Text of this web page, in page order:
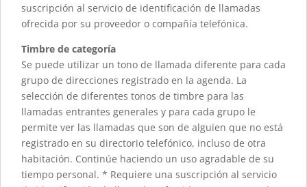
suscripción al servicio de identificación de llamadas
ofrecida por su proveedor o compañía telefónica.
Timbre de categoría
Se puede utilizar un tono de llamada diferente para cada
grupo de direcciones registrado en la agenda. La
selección de diferentes tonos de timbre para las
llamadas entrantes generales y para cada grupo le
permite ver las llamadas que son de alguien que no está
registrado en su directorio telefónico, incluso de otra
habitación. Continúe haciendo un uso agradable de su
tiempo personal. * Requiere una suscripción al servicio